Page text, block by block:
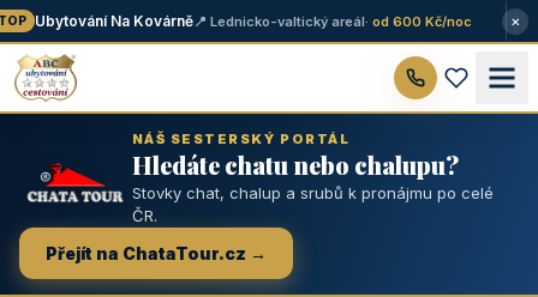
Ubytování Na Kovárně📍 Lednicko-valtický areál· od 600 Kč/noc ×
NÁŠ SESTERSKÝ PORTÁL
Hledáte chatu nebo chalupu?
Stovky chat, chalup a srubů k pronájmu po celé
ČR.
Přejít na ChataTour.cz →